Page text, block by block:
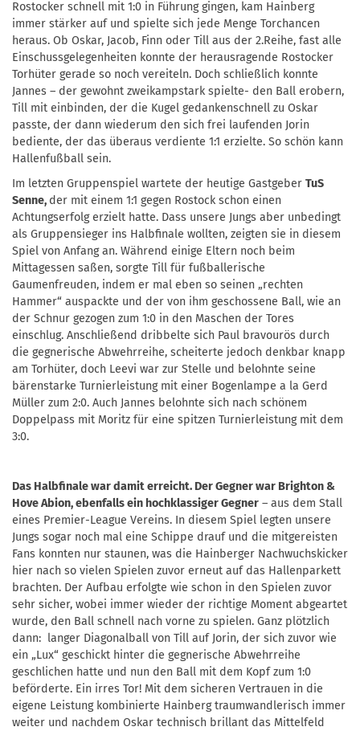
Rostocker schnell mit 1:0 in Führung gingen, kam Hainberg
immer stärker auf und spielte sich jede Menge Torchancen
heraus. Ob Oskar, Jacob, Finn oder Till aus der 2.Reihe, fast alle
Einschussgelegenheiten konnte der herausragende Rostocker
Torhüter gerade so noch vereiteln. Doch schließlich konnte
Jannes – der gewohnt zweikampstark spielte- den Ball erobern,
Till mit einbinden, der die Kugel gedankenschnell zu Oskar
passte, der dann wiederum den sich frei laufenden Jorin
bediente, der das überaus verdiente 1:1 erzielte. So schön kann
Hallenfußball sein.
Im letzten Gruppenspiel wartete der heutige Gastgeber TuS
Senne, der mit einem 1:1 gegen Rostock schon einen
Achtungserfolg erzielt hatte. Dass unsere Jungs aber unbedingt
als Gruppensieger ins Halbfinale wollten, zeigten sie in diesem
Spiel von Anfang an. Während einige Eltern noch beim
Mittagessen saßen, sorgte Till für fußballerische
Gaumenfreuden, indem er mal eben so seinen „rechten
Hammer“ auspackte und der von ihm geschossene Ball, wie an
der Schnur gezogen zum 1:0 in den Maschen der Tores
einschlug. Anschließend dribbelte sich Paul bravourös durch
die gegnerische Abwehrreihe, scheiterte jedoch denkbar knapp
am Torhüter, doch Leevi war zur Stelle und belohnte seine
bärenstarke Turnierleistung mit einer Bogenlampe a la Gerd
Müller zum 2:0. Auch Jannes belohnte sich nach schönem
Doppelpass mit Moritz für eine spitzen Turnierleistung mit dem
3:0.
Das Halbfinale war damit erreicht. Der Gegner war Brighton &
Hove Abion, ebenfalls ein hochklassiger Gegner – aus dem Stall
eines Premier-League Vereins. In diesem Spiel legten unsere
Jungs sogar noch mal eine Schippe drauf und die mitgereisten
Fans konnten nur staunen, was die Hainberger Nachwuchskicker
hier nach so vielen Spielen zuvor erneut auf das Hallenparkett
brachten. Der Aufbau erfolgte wie schon in den Spielen zuvor
sehr sicher, wobei immer wieder der richtige Moment abgeartet
wurde, den Ball schnell nach vorne zu spielen. Ganz plötzlich
dann: langer Diagonalball von Till auf Jorin, der sich zuvor wie
ein „Lux“ geschickt hinter die gegnerische Abwehrreihe
geschlichen hatte und nun den Ball mit dem Kopf zum 1:0
beförderte. Ein irres Tor! Mit dem sicheren Vertrauen in die
eigene Leistung kombinierte Hainberg traumwandlerisch immer
weiter und nachdem Oskar technisch brillant das Mittelfeld